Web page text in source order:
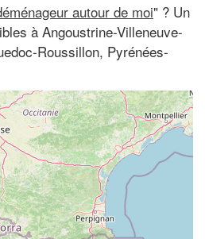
autour de moi" ? Un
à Angoustrine-Villeneuve-
Roussillon, Pyrénées-